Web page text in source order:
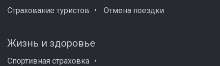
Страхование туристов Отмена поездки
Жизнь и здоровье
Спортивная страховка